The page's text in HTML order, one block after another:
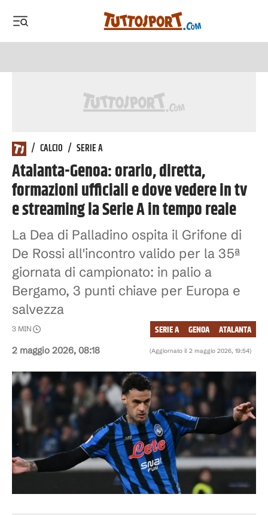
/ CALCIO / SERIE A
Atalanta-Genoa: orario, diretta,
formazioni ufficiali e dove vedere in tv
e streaming la Serie A in tempo reale
La Dea di Palladino ospita il Grifone di
De Rossi all'incontro valido per la 35ª
giornata di campionato: in palio a
Bergamo, 3 punti chiave per Europa e
salvezza
2 maggio 2026, 08:18 (Aggiornato il 2 maggio 2026, 19:54)
3 MIN ATALANTA
GENOA
SERIE A